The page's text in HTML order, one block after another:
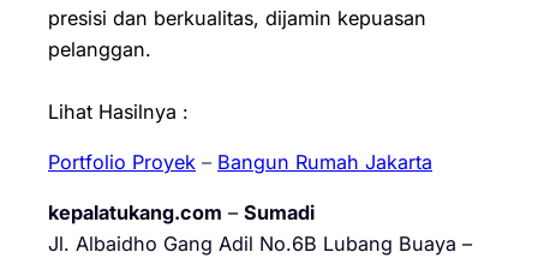
presisi dan berkualitas, dijamin kepuasan
pelanggan.
Lihat Hasilnya :
Portfolio Proyek – Bangun Rumah Jakarta
kepalatukang.com – Sumadi
Jl. Albaidho Gang Adil No.6B Lubang Buaya –